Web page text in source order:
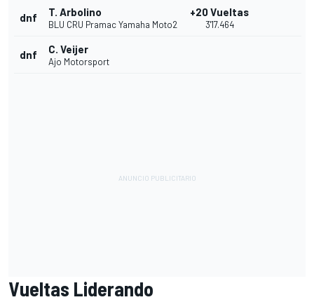
dnf T. Arbolino
BLU CRU Pramac Yamaha Moto2
+20 Vueltas
3'17.464
dnf C. Veijer
Ajo Motorsport
Vueltas Liderando